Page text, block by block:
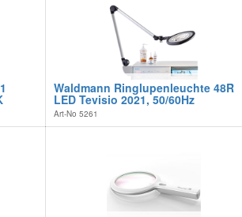
Waldmann Ringlupenleuchte 48R
LED Tevisio 2021, 50/60Hz
Art-No 5261